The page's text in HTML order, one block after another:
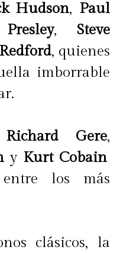
Hudson, Paul
, Steve
, quienes
imborrable
Gere,
yKurt Cobain
los más
clásicos, la